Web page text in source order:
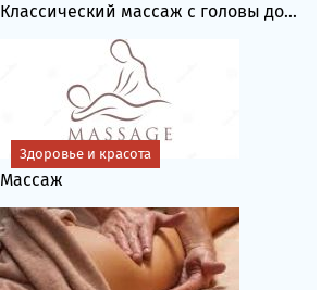
Классический массаж с головы до...
Массаж
Здоровье и красота